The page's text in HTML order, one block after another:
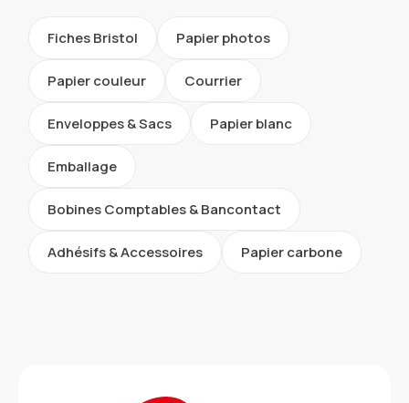
Fiches Bristol Papier photos
Papier couleur Courrier
Enveloppes & Sacs Papier blanc
Emballage
Bobines Comptables & Bancontact
Adhésifs & Accessoires Papier carbone